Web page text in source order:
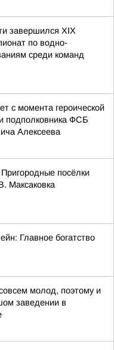
завершился XIХ
по водно-
среди команд
с момента героической
подполковника ФСБ
Алексеева
посёлки
Максаковка
Главное богатство
молод, поэтому и
заведении в